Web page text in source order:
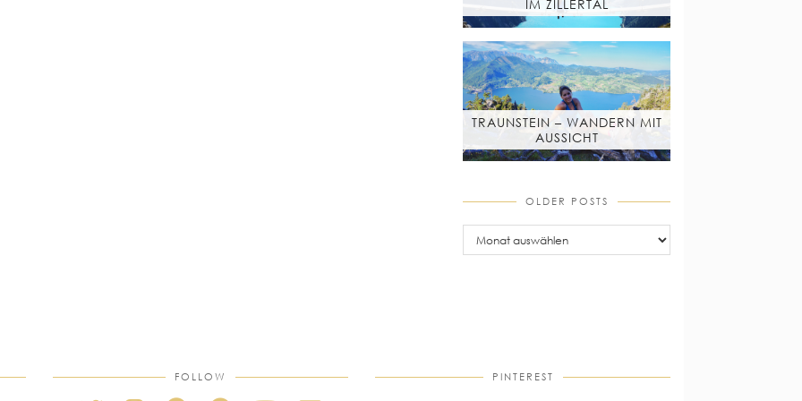
IM ZILLERTAL
TRAUNSTEIN – WANDERN MIT
AUSSICHT
OLDER POSTS
older
posts
FOLLOW PINTEREST